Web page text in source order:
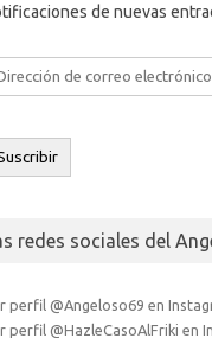
de nuevas
redes sociales del
perfil @Angeloso69 en
perfil @HazleCasoAlFriki en